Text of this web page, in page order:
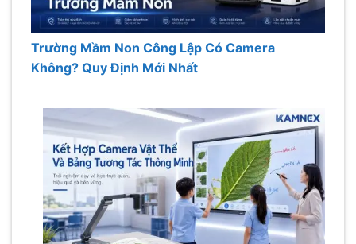
Trường Mầm Non Công Lập Có Camera
Không? Quy Định Mới Nhất